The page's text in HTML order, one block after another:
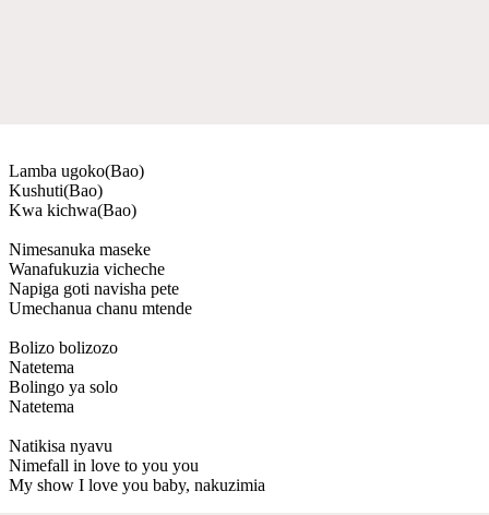
Lamba ugoko(Bao)
Kushuti(Bao)
Kwa kichwa(Bao)
Nimesanuka maseke
Wanafukuzia vicheche
Napiga goti navisha pete
Umechanua chanu mtende
Bolizo bolizozo
Natetema
Bolingo ya solo
Natetema
Natikisa nyavu
Nimefall in love to you you
My show I love you baby, nakuzimia